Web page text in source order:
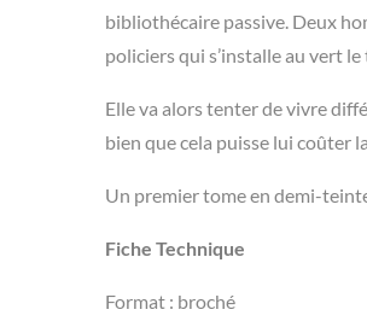
bibliothécaire passive. Deux
policiers qui s’installe au vert
Elle va alors tenter de vivre
bien que cela puisse lui coûter
Un premier tome en demi-
Fiche Technique
Format : broché